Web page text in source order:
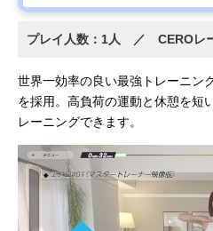
プレイ人数：1人 ／ CEROレ
世界一効率の良い最強トレーニン
を採用。高負荷の運動と休憩を短
レーニングできます。